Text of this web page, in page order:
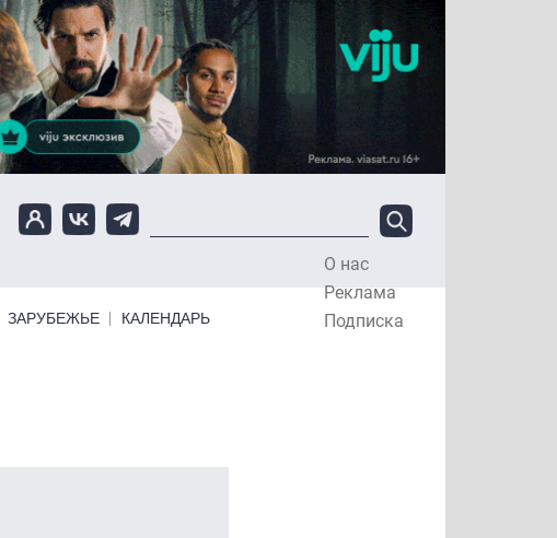
О нас
Реклама
Подписка
ЗАРУБЕЖЬЕ КАЛЕНДАРЬ